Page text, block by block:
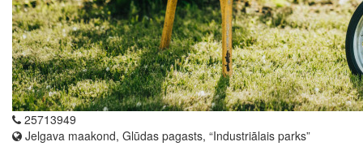
25713949
Jelgava maakond, Glūdas pagasts, “Industriālais parks”